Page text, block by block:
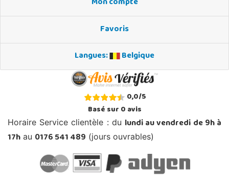
Favoris
Langues:
Belgique
0,0/5
Basé sur0avis
Horaire Service clientèle : du lundi au vendredi de 9h à
17h au 0176 541 489 (jours ouvrables)